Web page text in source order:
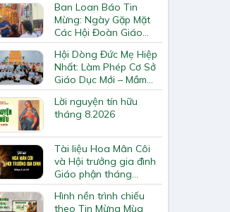
Ban Loan Báo Tin
Mừng: Ngày Gặp Mặt
Các Hội Đoàn Giáo
Hạt Bắc Giang
Hội Dòng Đức Mẹ Hiệp
Nhất: Làm Phép Cơ Sở
Giáo Dục Mới – Mầm
Non Thiên Ân
Lời nguyện tín hữu
tháng 8.2026
Tài liệu Hoa Mân Côi
và Hội trưởng gia đình
Giáo phận tháng
8.2026
Hình nền trình chiếu
theo Tin Mừng Mùa